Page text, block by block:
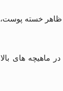
ظاهر خسته
ماهیچه ‌های